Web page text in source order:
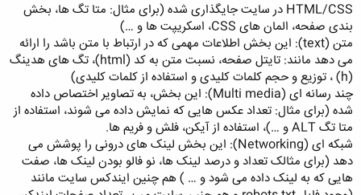
HTML/CSS در سایت جایگذاری شده (برای مثال: متا تگ ها، بخش
بندی صفحه، المان های CSS، اسکریپت ها و …)
متن (text): این بخش اطلاعات مهمی که در ارتباط با متن باشد را ارائه
می دهد مانند: تایتل صفحه، نسبت متن به کد (html)، تگ های هدینگ
(h) ، توزیع و حجم کلمات کلیدی و استفاده از کلمات کلیدی)
چند رسانه ای (Multi media): این بخش، به تصاویر اختصاص داده
شده (برای مثال: تعداد عکس هایی که نمایش داده می شوند، استفاده از
متا تگ ALT و …)، استفاده از آیکن، فلش و فریم ها.
شبکه ای (Networking): این بخش لینک های درونی را پوشش می
دهد (برای مثالک تعداد و درصد لینک ها، نو فالو بودن لینک ها، صفت
هایی که به لینک داده می شود و … ) هم چنین ایندکس سایت مانند